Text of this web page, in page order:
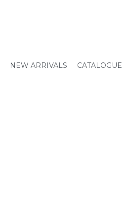
NEW ARRIVALS CATALOGUE